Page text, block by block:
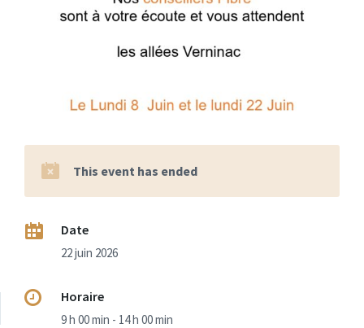
This event has ended
Date
22 juin 2026
Horaire
9 h 00 min - 14 h 00 min